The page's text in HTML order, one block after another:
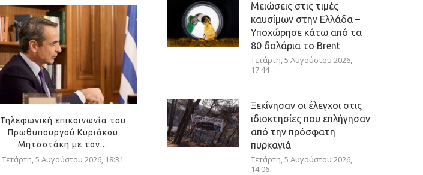
Τηλεφωνική επικοινωνία του
Πρωθυπουργού Κυριάκου
Μητσοτάκη με τον...
Τετάρτη, 5 Αυγούστου 2026, 18:31
Μειώσεις στις τιμές
καυσίμων στην Ελλάδα –
Υποχώρησε κάτω από τα
80 δολάρια το Brent
Τετάρτη, 5 Αυγούστου 2026,
17:44
Ξεκίνησαν οι έλεγχοι στις
ιδιοκτησίες που επλήγησαν
από την πρόσφατη
πυρκαγιά
Τετάρτη, 5 Αυγούστου 2026,
14:06